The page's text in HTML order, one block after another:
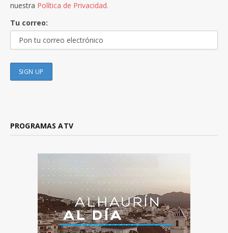
nuestra Política de Privacidad.
Tu correo:
PROGRAMAS ATV